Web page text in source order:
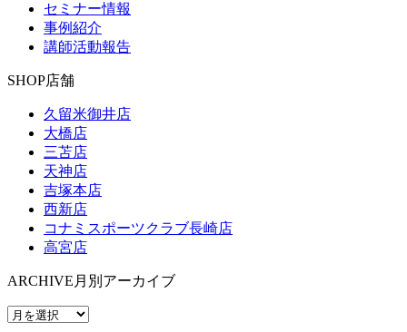
セミナー情報
事例紹介
講師活動報告
SHOP店舗
久留米御井店
大橋店
三苫店
天神店
吉塚本店
西新店
コナミスポーツクラブ長崎店
高宮店
ARCHIVE 月別アーカイブ